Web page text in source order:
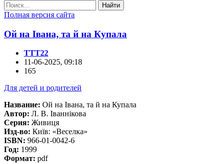
Найти
Полная версия сайта
Ой на Івана, та й на Купала
TTT22
11-06-2025, 09:18
165
Для детей и родителей
Название: Ой на Івана, та й на Купала
Автор: Л. В. Іваннікова
Серия: Живиця
Изд-во: Київ: «Веселка»
ISBN: 966-01-0042-6
Год: 1999
Формат: pdf